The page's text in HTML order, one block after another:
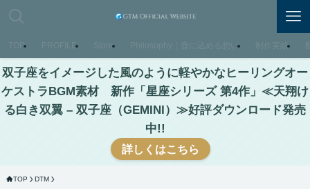
TOP PROFILE Store Philosophy｜音に込める想い 制作実績
双子座をイメージした風のように軽やかなヒーリングオー
ケストラBGM素材 新作「星座シリーズ 第4作」≪天翔け
る白き双翼 – 双子座（GEMINI）≫好評ダウンロード発売
中!!
詳しくはこちら
TOP DTM